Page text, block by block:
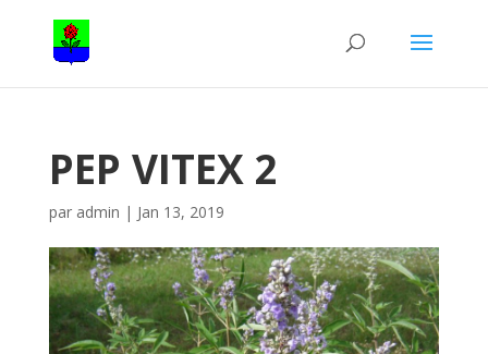
PEP VITEX 2
par admin | Jan 13, 2019